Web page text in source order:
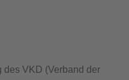
des VKD (Verband der